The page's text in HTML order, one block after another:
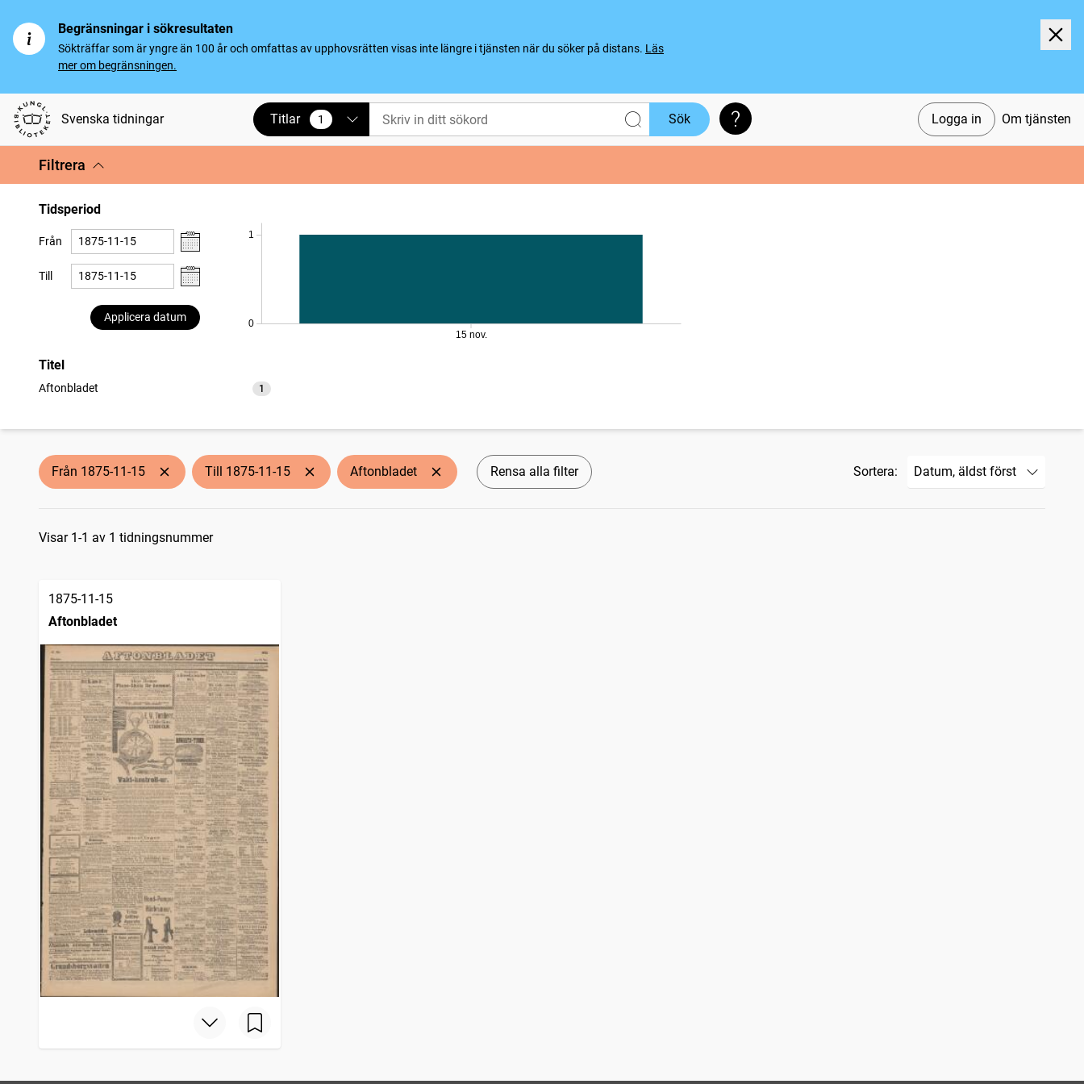
Begränsningar i sökresultaten
Sökträffar som är yngre än 100 år och omfattas av upphovsrätten visas inte längre i tjänsten när du söker på distans. Läs
mer om begränsningen.
Svenska tidningar Logga in Om tjänsten
Titlar 1
vald Sök Söktips
Filtrera
Tidsperiod
Från
Till
Applicera datum
0
1
15 nov.
Titel
Aftonbladet 1
träffar
Från 1875-11-15 Till 1875-11-15 Aftonbladet Rensa alla filter Sortera:
Sökresultat
Visar 1-1 av 1 tidningsnummer
1875-11-15
Aftonbladet